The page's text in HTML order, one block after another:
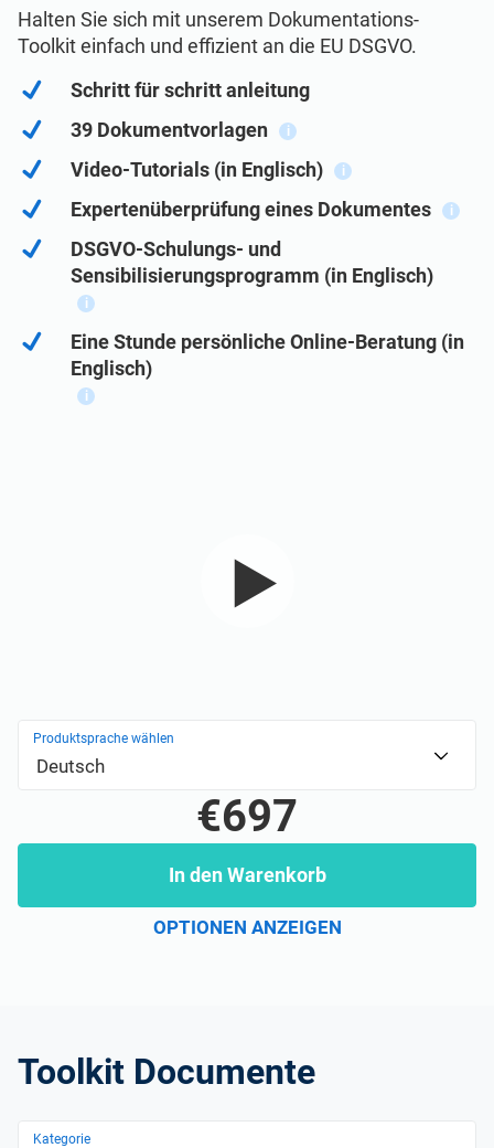
EU DSGVO
ISO 9001
ISO 45001
ISO 13485
Kritische Infrastruktur
Herstellung
Bildungswesen
Telekommunikation
Bankwesen und Finanzen
Halten Sie sich mit unserem Dokumentations-
Toolkit einfach und effizient an die EU DSGVO.
Schritt für schritt anleitung
39 Dokumentvorlagen
i
Video-Tutorials (in Englisch) i
Expertenüberprüfung eines Dokumentes i
DSGVO-Schulungs- und
Sensibilisierungsprogramm (in Englisch)
i
Eine Stunde persönliche Online-Beratung (in
Englisch)
i
Produktsprache wählen
Deutsch
€697
In den Warenkorb
OPTIONEN ANZEIGEN
Toolkit Documente
Kategorie